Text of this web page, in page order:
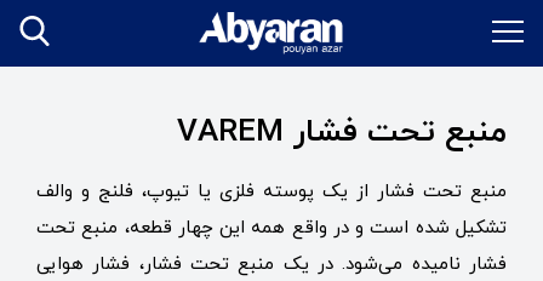
منبع تحت فشار VAREM
منبع تحت فشار از یک پوسته فلزی یا تیوپ، فلنج و والف
تشکیل شده است و در واقع همه این چهار قطعه، منبع تحت
فشار نامیده می‌شود. در یک منبع تحت فشار، فشار هوایی